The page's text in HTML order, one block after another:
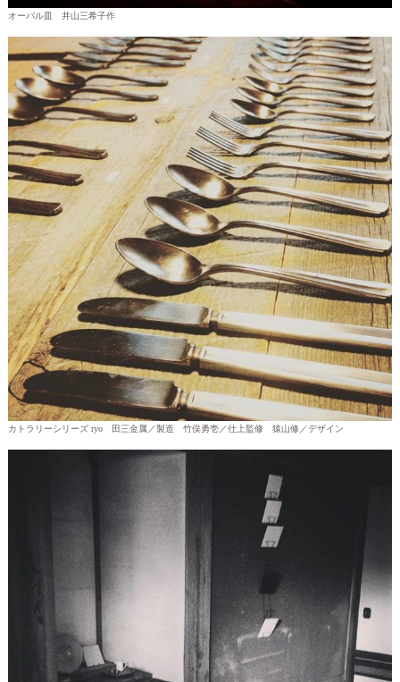
オーバル皿 井山三希子作
カトラリーシリーズ ryo 田三金属／製造 竹俣勇壱／仕上監修 猿山修／デザイン